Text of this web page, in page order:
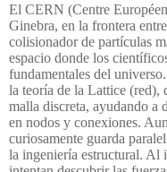
El CERN (Centre
Ginebra, en la frontera
colisionador de partículas
espacio donde los
fundamentales del
la teoría de la Lattice (red),
malla discreta, ayudando a
en nodos y conexiones.
curiosamente guarda
la ingeniería estructural. Al